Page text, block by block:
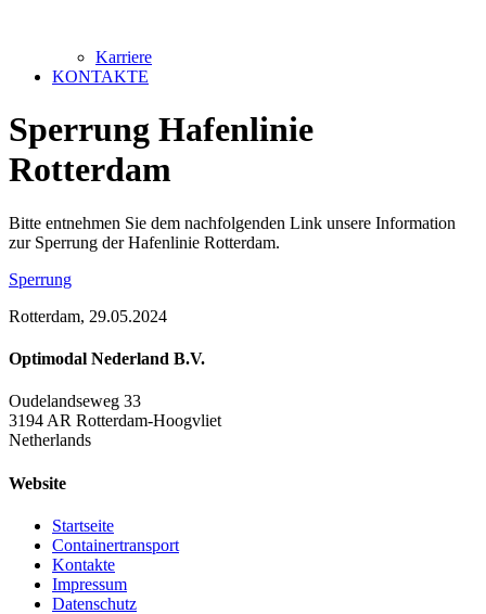
Karriere
KONTAKTE
Sperrung Hafenlinie
Rotterdam
Bitte entnehmen Sie dem nachfolgenden Link unsere Information
zur Sperrung der Hafenlinie Rotterdam.
Sperrung
Rotterdam, 29.05.2024
Optimodal Nederland B.V.
Oudelandseweg 33
3194 AR Rotterdam-Hoogvliet
Netherlands
Website
Startseite
Containertransport
Kontakte
Impressum
Datenschutz